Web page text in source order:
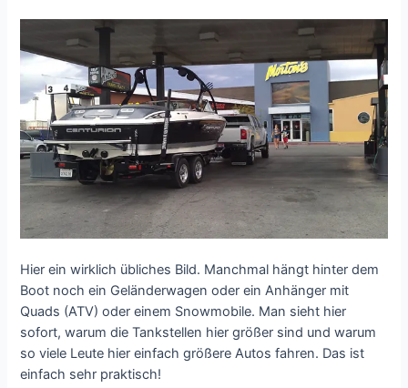
Hier ein wirklich übliches Bild. Manchmal hängt hinter dem
Boot noch ein Geländerwagen oder ein Anhänger mit
Quads (ATV) oder einem Snowmobile. Man sieht hier
sofort, warum die Tankstellen hier größer sind und warum
so viele Leute hier einfach größere Autos fahren. Das ist
einfach sehr praktisch!